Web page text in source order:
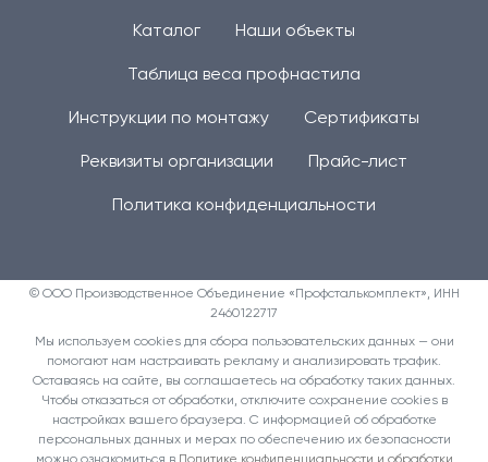
Каталог Наши объекты
Таблица веса профнастила
Инструкции по монтажу Сертификаты
Реквизиты организации Прайс-лист
Политика конфиденциальности
© ООО Производственное Объединение «Профсталькомплект», ИНН
2460122717
Мы используем cookies для сбора пользовательских данных — они
помогают нам настраивать рекламу и анализировать трафик.
Оставаясь на сайте, вы соглашаетесь на обработку таких данных.
Чтобы отказаться от обработки, отключите сохранение cookies в
настройках вашего браузера. С информацией об обработке
персональных данных и мерах по обеспечению их безопасности